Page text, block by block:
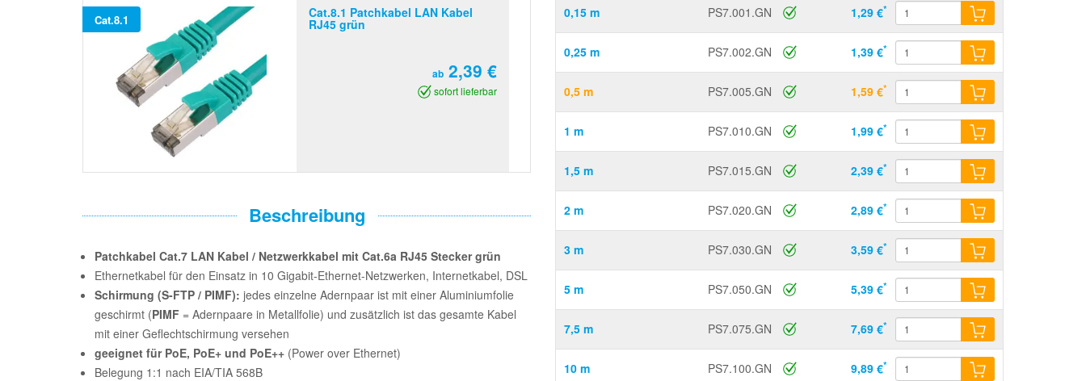
0,15 m PS7.001.GN 1,29 €*
0,25 m PS7.002.GN 1,39 €*
0,5 m PS7.005.GN 1,59 €*
1 m PS7.010.GN 1,99 €*
1,5 m PS7.015.GN 2,39 €*
2 m PS7.020.GN 2,89 €*
3 m PS7.030.GN 3,59 €*
5 m PS7.050.GN 5,39 €*
7,5 m PS7.075.GN 7,69 €*
10 m PS7.100.GN 9,89 €*
Cat.8.1 Cat.8.1 Patchkabel LAN Kabel
RJ45 grün
ab 2,39 €
sofort lieferbar
Beschreibung
Patchkabel Cat.7 LAN Kabel / Netzwerkkabel mit Cat.6a RJ45 Stecker grün
Ethernetkabel für den Einsatz in 10 Gigabit-Ethernet-Netzwerken, Internetkabel, DSL
Schirmung (S-FTP / PIMF): jedes einzelne Adernpaar ist mit einer Aluminiumfolie
geschirmt (PIMF = Adernpaare in Metallfolie) und zusätzlich ist das gesamte Kabel
mit einer Geflechtschirmung versehen
geeignet für PoE, PoE+ und PoE++ (Power over Ethernet)
Belegung 1:1 nach EIA/TIA 568B